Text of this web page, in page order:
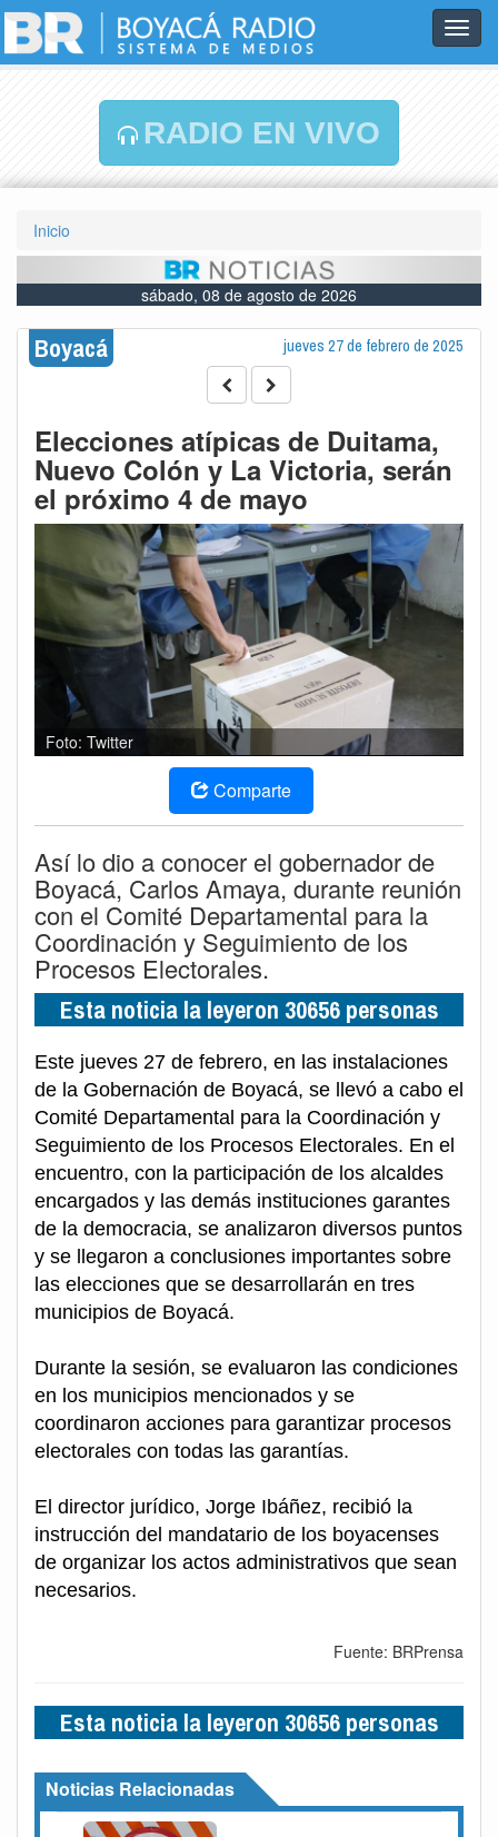
RADIO EN VIVO
Inicio
sábado, 08 de agosto de 2026
Boyacá jueves 27 de febrero de 2025
Elecciones atípicas de Duitama,
Nuevo Colón y La Victoria, serán
el próximo 4 de mayo
Foto: Twitter
Comparte
Así lo dio a conocer el gobernador de
Boyacá, Carlos Amaya, durante reunión
con el Comité Departamental para la
Coordinación y Seguimiento de los
Procesos Electorales.
Esta noticia la leyeron 30656 personas
Este jueves 27 de febrero, en las instalaciones
de la Gobernación de Boyacá, se llevó a cabo el
Comité Departamental para la Coordinación y
Seguimiento de los Procesos Electorales. En el
encuentro, con la participación de los alcaldes
encargados y las demás instituciones garantes
de la democracia, se analizaron diversos puntos
y se llegaron a conclusiones importantes sobre
las elecciones que se desarrollarán en tres
municipios de Boyacá.
Durante la sesión, se evaluaron las condiciones
en los municipios mencionados y se
coordinaron acciones para garantizar procesos
electorales con todas las garantías.
El director jurídico, Jorge Ibáñez, recibió la
instrucción del mandatario de los boyacenses
de organizar los actos administrativos que sean
necesarios.
Fuente: BRPrensa
Esta noticia la leyeron 30656 personas
Noticias Relacionadas